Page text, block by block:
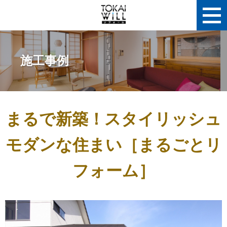
施工事例
まるで新築！スタイリッシュ
モダンな住まい［まるごとリ
フォーム］